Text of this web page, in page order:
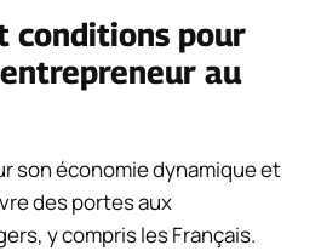
conditions pour
au
son économie dynamique et
des portes aux
y compris les Français.